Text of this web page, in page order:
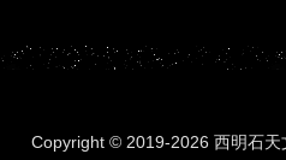
Copyright © 2019-2026 西明石天